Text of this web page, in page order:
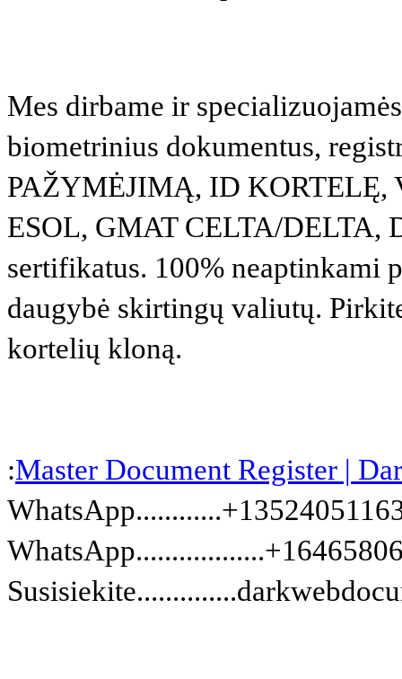
Mes dirbame ir
biometrinius dokumentus,
PAŽYMĖJIMĄ, ID KORTELĘ,
ESOL, GMAT CELTA/DELTA,
sertifikatus. 100% neaptinkami
daugybė skirtingų valiutų.
kortelių kloną.
:Master Document Register |